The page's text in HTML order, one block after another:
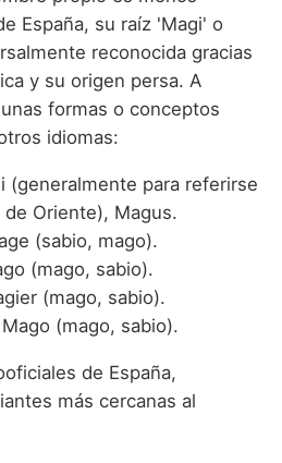
España, su raíz 'Magi' o
reconocida gracias
y su origen persa. A
formas o conceptos
idiomas:
(generalmente para referirse
de Oriente), Magus.
(sabio, mago).
(mago, sabio).
(mago, sabio).
Mago (mago, sabio).
de España,
más cercanas al